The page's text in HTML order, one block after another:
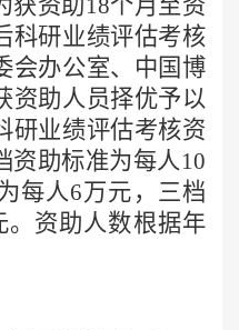
获资助18个月至资
科研业绩评估考核
会办公室、中国博
资助人员择优予以
研业绩评估考核资
资助标准为每人10
每人6万元，三档
。资助人数根据年